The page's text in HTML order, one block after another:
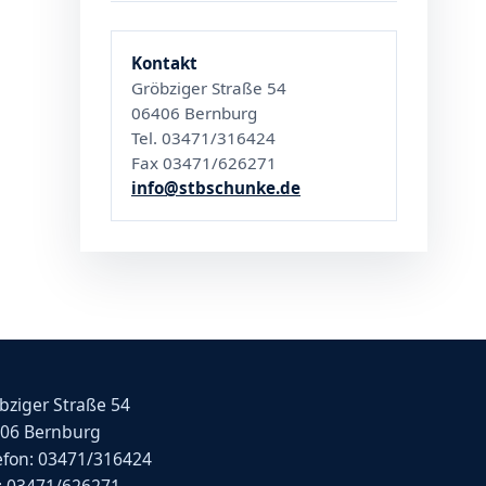
Kontakt
Gröbziger Straße 54
06406 Bernburg
Tel. 03471/316424
Fax 03471/626271
info@stbschunke.de
Straße 54
Bernburg
03471/316424